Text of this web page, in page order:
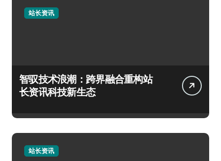
站长资讯
智驭技术浪潮：跨界融合重构站
长资讯科技新生态
站长资讯